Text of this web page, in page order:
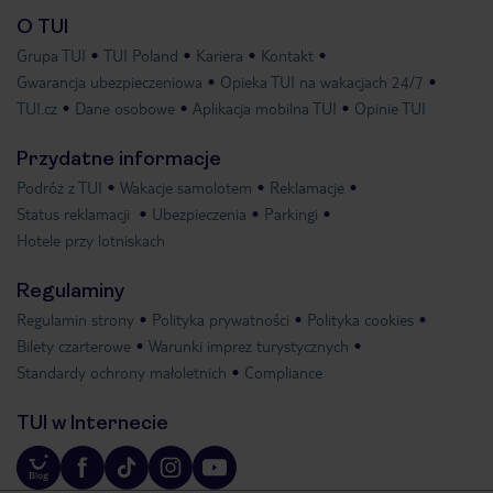
O TUI
Grupa TUI TUI Poland Kariera
Kontakt
Gwarancja ubezpieczeniowa
Opieka TUI na wakacjach 24/7
TUI.cz
Dane osobowe Aplikacja mobilna TUI Opinie TUI
Przydatne informacje
Podróż z TUI Wakacje samolotem
Reklamacje
Status reklamacji
Ubezpieczenia
Parkingi
Hotele przy lotniskach
Regulaminy
Regulamin strony Polityka prywatności
Polityka cookies
Bilety czarterowe
Warunki imprez turystycznych
Standardy ochrony małoletnich
Compliance
TUI w Internecie